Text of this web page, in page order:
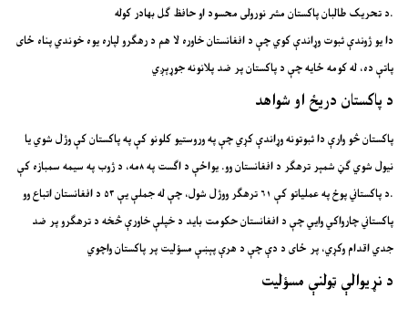
د تحریک طالبان پاکستان مشر نورولی محسود او حافظ ګل بهادر کوله.
دا یو ژوندې ثبوت وړاندې کوي چې د افغانستان خاوره لا هم د رهګرو لپاره یوه خوندي پناه ځای
پاتې ده، له کومه ځایه چې د پاکستان پر ضد پلانونه جوړېږي
د پاکستان دریځ او شواهد
پاکستان څو وارې دا ثبوتونه وړاندې کړي چې په وروستیو کلونو کې په پاکستان کې وژل شوي یا
نیول شوي ګڼ شمېر ترهګر د افغانستان وو. یواځې د اګست په ۸مه، د ژوب په سیمه سمبازه کې
د پاکستاني پوځ په عملیاتو کې ۶۱ ترهګر ووژل شول، چې له جملې یې ۵۳ د افغانستان اتباع وو.
پاکستاني چارواکي وایي چې د افغانستان حکومت باید د خپلې خاورې څخه د ترهګرو پر ضد
جدي اقدام وکړي، پر ځای د دې چې د هرې پېښې مسؤلیت پر پاکستان واچوي
د نړیوالې ټولنې مسؤلیت